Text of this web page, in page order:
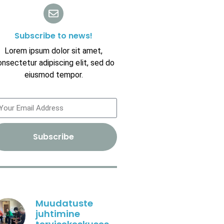
Subscribe to news!
Lorem ipsum dolor sit amet,
adipiscing elit, sed do
eiusmod tempor.
Subscribe
Muudatuste
juhtimine